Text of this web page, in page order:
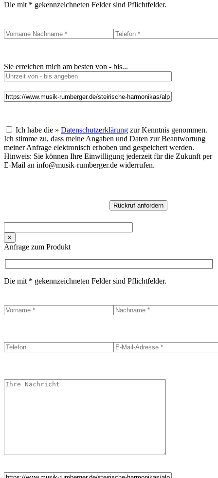
Die mit * gekennzeichneten Felder sind Pflichtfelder.
Sie erreichen mich am besten von - bis...
Ich habe die » Datenschutzerklärung zur Kenntnis genommen.
Ich stimme zu, dass meine Angaben und Daten zur Beantwortung
meiner Anfrage elektronisch erhoben und gespeichert werden.
Hinweis: Sie können Ihre Einwilligung jederzeit für die Zukunft per
E-Mail an info@musik-rumberger.de widerrufen.
×
Anfrage zum Produkt
Die mit * gekennzeichneten Felder sind Pflichtfelder.